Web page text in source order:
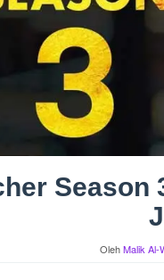
Season
OlehMalik Al-